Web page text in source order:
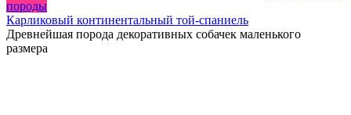
породы
Карликовый континентальный той-спаниель
Древнейшая порода декоративных собачек маленького
размера